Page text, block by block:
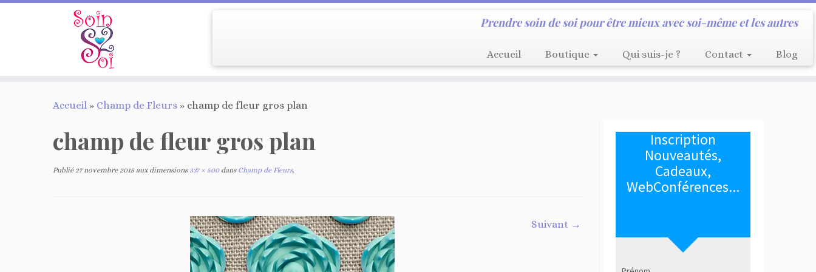
Prendre soin de soi pour être mieux avec soi-même et les autres
Accueil Boutique Qui suis-je ? Contact Blog
Accueil » Champ de Fleurs » champ de fleur gros plan
champ de fleur gros plan
Publié 27 novembre 2015 aux dimensions337 × 500dansChamp de Fleurs.
Suivant →